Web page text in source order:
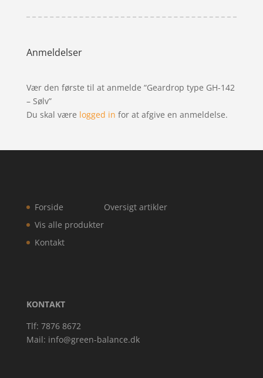
Anmeldelser
Vær den første til at anmelde “Geardrop type GH-142
– Sølv”
Du skal være logged in for at afgive en anmeldelse.
Forside
Vis alle produkter
Kontakt
Oversigt artikler
KONTAKT
Tlf: 7876 8672
Mail: info@green-balance.dk